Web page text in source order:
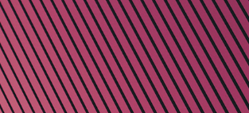
手机微信网站建设
移动手机互联网站开发
安防、监控行业网站建设
解决方案
更贴身、易落地、高性价比
金融、P2P行业网站建设解
即开即用不用等待